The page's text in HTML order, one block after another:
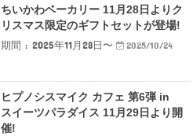
ちいかわベーカリー 11月28日よりク
リスマス限定のギフトセットが登場!
期間 : 2025年11月28日〜
2025/10/24
ヒプノシスマイク カフェ 第6弾 in
スイーツパラダイス 11月29日より開
催!